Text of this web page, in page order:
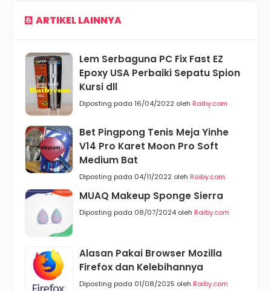
ARTIKEL LAINNYA
Lem Serbaguna PC Fix Fast EZ
Epoxy USA Perbaiki Sepatu Spion
Kursi dll
Diposting pada 16/04/2022 oleh Raiby.com
Bet Pingpong Tenis Meja Yinhe
V14 Pro Karet Moon Pro Soft
Medium Bat
Diposting pada 04/11/2022 oleh Raiby.com
MUAQ Makeup Sponge Sierra
Diposting pada 08/07/2024 oleh Raiby.com
Alasan Pakai Browser Mozilla
Firefox dan Kelebihannya
Diposting pada 01/08/2025 oleh Raiby.com